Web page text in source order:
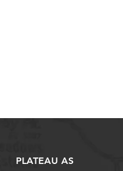
PLATEAU AS